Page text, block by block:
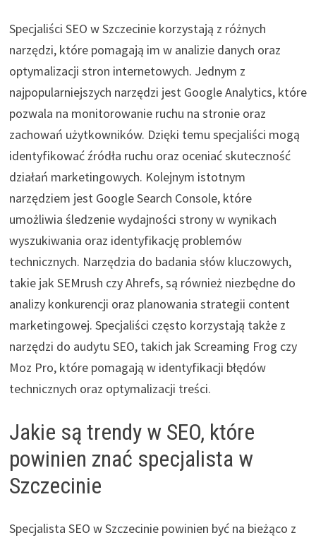
Specjaliści SEO w Szczecinie korzystają z różnych
narzędzi, które pomagają im w analizie danych oraz
optymalizacji stron internetowych. Jednym z
najpopularniejszych narzędzi jest Google Analytics, które
pozwala na monitorowanie ruchu na stronie oraz
zachowań użytkowników. Dzięki temu specjaliści mogą
identyfikować źródła ruchu oraz oceniać skuteczność
działań marketingowych. Kolejnym istotnym
narzędziem jest Google Search Console, które
umożliwia śledzenie wydajności strony w wynikach
wyszukiwania oraz identyfikację problemów
technicznych. Narzędzia do badania słów kluczowych,
takie jak SEMrush czy Ahrefs, są również niezbędne do
analizy konkurencji oraz planowania strategii content
marketingowej. Specjaliści często korzystają także z
narzędzi do audytu SEO, takich jak Screaming Frog czy
Moz Pro, które pomagają w identyfikacji błędów
technicznych oraz optymalizacji treści.
Jakie są trendy w SEO, które
powinien znać specjalista w
Szczecinie
Specjalista SEO w Szczecinie powinien być na bieżąco z